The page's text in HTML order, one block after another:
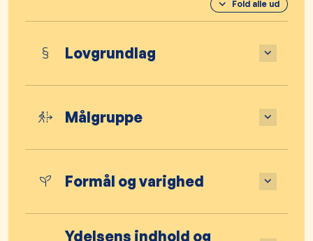
Fold alle ud
Lovgrundlag
Målgruppe
Formål og varighed
Ydelsens indhold og